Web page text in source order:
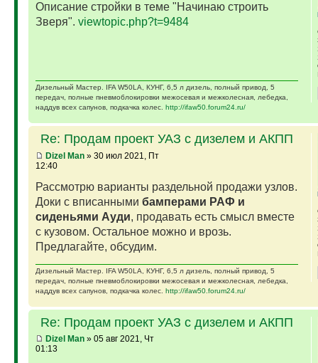
Описание стройки в теме "Начинаю строить
Зверя". viewtopic.php?t=9484
Дизельный Мастер. IFA W50LA, КУНГ, 6,5 л дизель, полный привод, 5
передач, полные пневмоблокировки межосевая и межколесная, лебедка,
наддув всех сапунов, подкачка колес. http://ifaw50.forum24.ru/
Re: Продам проект УАЗ с дизелем и АКПП
Dizel Man» 30 июл 2021, Пт
12:40
Рассмотрю варианты раздельной продажи узлов.
Доки с вписанными бамперами РАФ и
сиденьями Ауди, продавать есть смысл вместе
с кузовом. Остальное можно и врозь.
Предлагайте, обсудим.
Дизельный Мастер. IFA W50LA, КУНГ, 6,5 л дизель, полный привод, 5
передач, полные пневмоблокировки межосевая и межколесная, лебедка,
наддув всех сапунов, подкачка колес. http://ifaw50.forum24.ru/
Re: Продам проект УАЗ с дизелем и АКПП
Dizel Man» 05 авг 2021, Чт
01:13